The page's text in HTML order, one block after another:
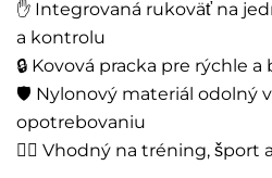
✋ Integrovaná rukoväť na
a kontrolu
🔒 Kovová pracka pre rýchle
🛡️ Nylonový materiál odolný
opotrebovaniu
🚶‍♂️ Vhodný na tréning, šport